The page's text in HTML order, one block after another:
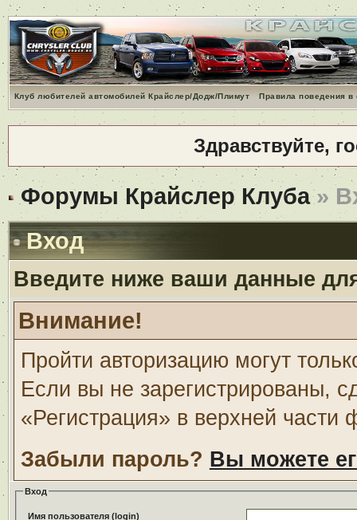
Клуб любителей автомобилей Крайслер/Додж/Плимут Правила поведения
Здравствуйте,
Форумы Крайслер Клуба»
Вход
Введите ниже ваши данные
Внимание!
Пройти авторизацию могут
Если вы не зарегистрированы,
«Регистрация» в верхней части
Забыли пароль? Вы можете
Вход
Имя пользователя (login)